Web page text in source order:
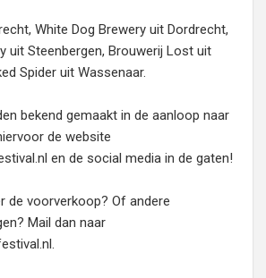
White Dog Brewery uit Dordrecht,
uit Steenbergen, Brouwerij Lost uit
Spider uit Wassenaar.
bekend gemaakt in de aanloop naar
de website
en de social media in de gaten!
de voorverkoop? Of andere
Mail dan naar